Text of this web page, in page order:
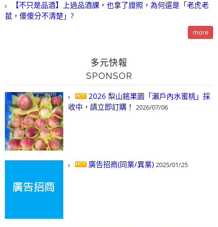
【不只是品酒】上過品酒課，也拿了證照，為何還是「老虎老
鼠，傻傻分不清楚」?
more
多元快報
SPONSOR
2026 梨山銘果園「瀨戶內水蜜桃」採
收中，請立即訂購！ 2026/07/06
廣告招商(同業/異業) 2025/01/25